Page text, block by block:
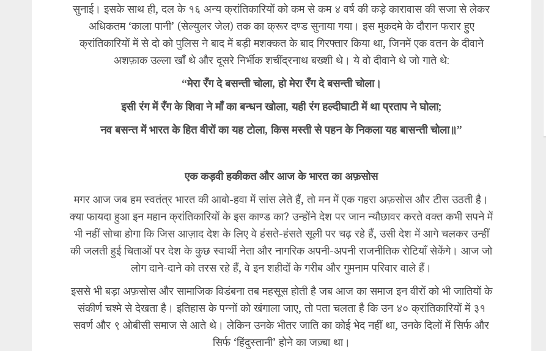
सुनाई। इसके साथ ही, दल के १६ अन्य क्रांतिकारियों को कम से कम ४ वर्ष की कड़े कारावास की सजा से लेकर
अधिकतम ‘काला पानी’ (सेल्युलर जेल) तक का क्रूर दण्ड सुनाया गया। इस मुकदमे के दौरान फरार हुए
क्रांतिकारियों में से दो को पुलिस ने बाद में बड़ी मशक्कत के बाद गिरफ्तार किया था, जिनमें एक वतन के दीवाने
अशफ़ाक उल्ला खाँ थे और दूसरे निर्भीक शचींद्रनाथ बख्शी थे। ये वो दीवाने थे जो गाते थे:
“मेरा रँग दे बसन्ती चोला, हो मेरा रँग दे बसन्ती चोला।
इसी रंग में रँग के शिवा ने माँ का बन्धन खोला, यही रंग हल्दीघाटी में था प्रताप ने घोला;
नव बसन्त में भारत के हित वीरों का यह टोला, किस मस्ती से पहन के निकला यह बासन्ती चोला॥”
​एक कड़वी हकीकत और आज के भारत का अफ़सोस
​मगर आज जब हम स्वतंत्र भारत की आबो-हवा में सांस लेते हैं, तो मन में एक गहरा अफ़सोस और टीस उठती है।
क्या फायदा हुआ इन महान क्रांतिकारियों के इस काण्ड का? उन्होंने देश पर जान न्यौछावर करते वक्त कभी सपने में
भी नहीं सोचा होगा कि जिस आज़ाद देश के लिए वे हंसते-हंसते सूली पर चढ़ रहे हैं, उसी देश में आगे चलकर उन्हीं
की जलती हुई चिताओं पर देश के कुछ स्वार्थी नेता और नागरिक अपनी-अपनी राजनीतिक रोटियाँ सेकेंगे। आज जो
लोग दाने-दाने को तरस रहे हैं, वे इन शहीदों के गरीब और गुमनाम परिवार वाले हैं।
​इससे भी बड़ा अफ़सोस और सामाजिक विडंबना तब महसूस होती है जब आज का समाज इन वीरों को भी जातियों के
संकीर्ण चश्मे से देखता है। इतिहास के पन्नों को खंगाला जाए, तो पता चलता है कि उन ४० क्रांतिकारियों में ३१
सवर्ण और ९ ओबीसी समाज से आते थे। लेकिन उनके भीतर जाति का कोई भेद नहीं था, उनके दिलों में सिर्फ और
सिर्फ ‘हिंदुस्तानी’ होने का जज़्बा था।